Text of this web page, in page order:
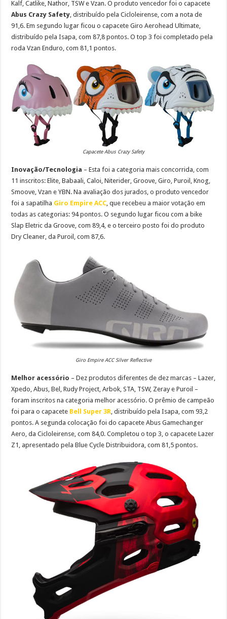
Kalf, Catlike, Nathor, TSW e Vzan. O produto vencedor foi o capacete
Abus Crazy Safety, distribuído pela Cicloleirense, com a nota de
91,6. Em segundo lugar ficou o capacete Giro Aerohead Ultimate,
distribuído pela Isapa, com 87,8 pontos. O top 3 foi completado pela
roda Vzan Enduro, com 81,1 pontos.
Capacete Abus Crazy Safety
Inovação/Tecnologia – Esta foi a categoria mais concorrida, com
11 inscritos: Elite, Babaali, Caloi, Niterider, Groove, Giro, Puroil, Knog,
Smoove, Vzan e YBN. Na avaliação dos jurados, o produto vencedor
foi a sapatilha Giro Empire ACC , que recebeu a maior votação em
todas as categorias: 94 pontos. O segundo lugar ficou com a bike
Slap Eletric da Groove, com 89,4, e o terceiro posto foi do produto
Dry Cleaner, da Puroil, com 87,6.
Giro Empire ACC Silver Reflective
Melhor acessório – Dez produtos diferentes de dez marcas – Lazer,
Xpedo, Abus, Bel, Rudy Project, Arbok, STA, TSW, Zeray e Puroil –
foram inscritos na categoria melhor acessório. O prêmio de campeão
foi para o capacete Bell Super 3R , distribuído pela Isapa, com 93,2
pontos. A segunda colocação foi do capacete Abus Gamechanger
Aero, da Cicloleirense, com 84,0. Completou o top 3, o capacete Lazer
Z1, apresentado pela Blue Cycle Distribuidora, com 81,5 pontos.